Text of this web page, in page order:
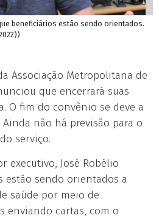
beneficiários estão sendo orientados.
Associação Metropolitana de
que encerrará suas
O fim do convênio se deve a
não há previsão para o
serviço.
executivo, José Robélio
estão sendo orientados a
saúde por meio de
enviando cartas, com o